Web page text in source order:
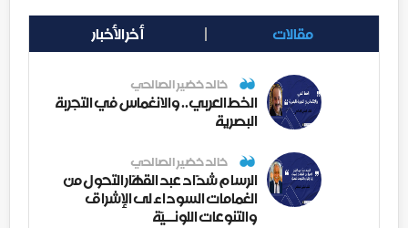
مقالات أخر الأخبار
خالد خضير الصالحي
الخط العربي.. والانغماس في التجربة
البصرية
خالد خضير الصالحي
الرسام شدّاد عبد القهّار التحول من
الغمامات السوداء لى الإشراق
والتنوعات اللونــيّة